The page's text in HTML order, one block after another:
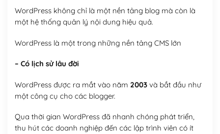
WordPress không chỉ là một nền tảng blog mà còn là
một hệ thống quản lý nội dung hiệu quả.
WordPress là một trong những nền tảng CMS lớn
– Có lịch sử lâu đời
WordPress được ra mắt vào năm 2003và bắt đầu như
một công cụ cho các blogger.
Qua thời gian WordPress đã nhanh chóng phát triển,
thu hút các doanh nghiệp đến các lập trình viên có ít